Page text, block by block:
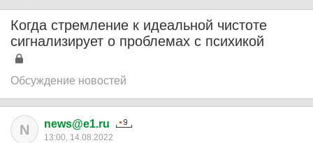
Когда стремление к идеальной чистоте
сигнализирует о проблемах с психикой
Обсуждение новостей
N news@e1.ru
13:00, 14.08.2022